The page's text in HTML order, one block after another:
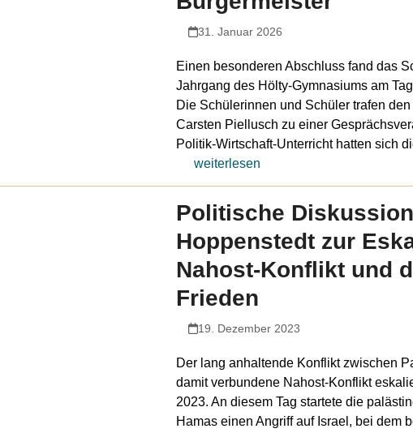
31. Januar 2026
Einen besonderen Abschluss fand das
Jahrgang des Hölty-Gymnasiums am
Die Schülerinnen und Schüler trafen
Carsten Piellusch zu einer
Politik-Wirtschaft-Unterricht hatten sich
weiterlesen
Politische
Hoppenstedt zur
Nahost-Konflikt und
Frieden
19. Dezember 2023
Der lang anhaltende Konflikt zwischen
damit verbundene Nahost-Konflikt
2023. An diesem Tag startete die
Hamas einen Angriff auf Israel, bei dem